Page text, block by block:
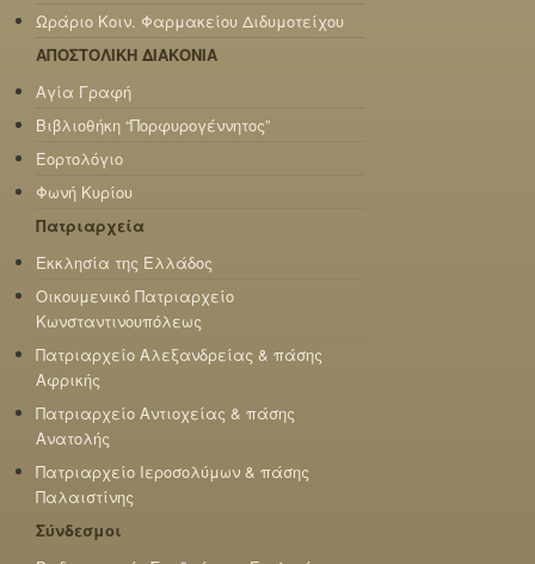
Ωράριο Κοιν. Φαρμακείου Διδυμοτείχου
ΑΠΟΣΤΟΛΙΚΗ ΔΙΑΚΟΝΙΑ
Αγία Γραφή
Βιβλιοθήκη “Πορφυρογέννητος”
Εορτολόγιο
Φωνή Κυρίου
Πατριαρχεία
Εκκλησία της Ελλάδος
Οικουμενικό Πατριαρχείο
Κωνσταντινουπόλεως
Πατριαρχείο Αλεξανδρείας & πάσης
Αφρικής
Πατριαρχείο Αντιοχείας & πάσης
Ανατολής
Πατριαρχείο Ιεροσολύμων & πάσης
Παλαιστίνης
Σύνδεσμοι